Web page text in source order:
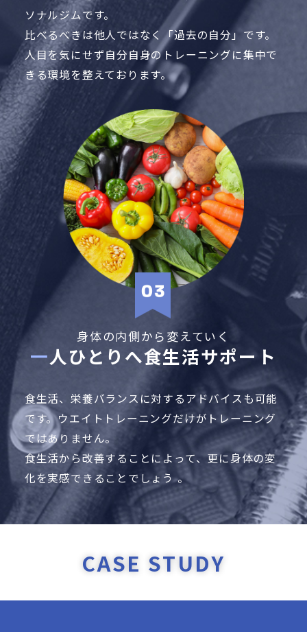
ソナルジムです。
比べるべきは他人ではなく「過去の自分」です。
人目を気にせず自分自身のトレーニングに集中で
きる環境を整えております。
身体の内側から変えていく
一人ひとりへ食生活サポート
食生活、栄養バランスに対するアドバイスも可能
です。ウエイトトレーニングだけがトレーニング
ではありません。
食生活から改善することによって、更に身体の変
化を実感できることでしょう 。
CASE STUDY